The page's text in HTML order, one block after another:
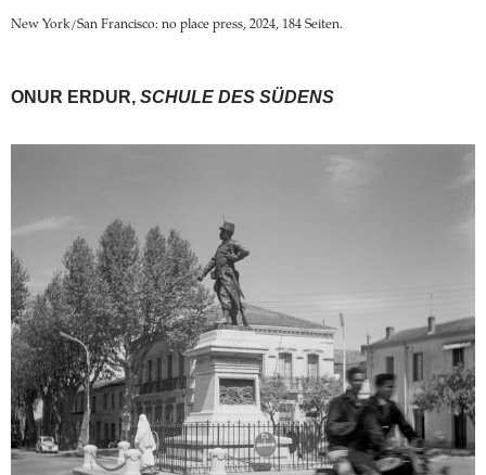
New York/San Francisco: no place press, 2024, 184 Seiten.
ONUR ERDUR, SCHULE DES SÜDENS